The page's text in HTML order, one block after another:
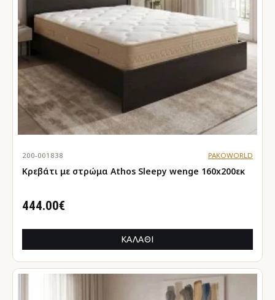
200-001838 PAKOWORLD
Κρεβάτι με στρώμα Athos Sleepy wenge 160x200εκ
444.00€
ΚΑΛΆΘΙ